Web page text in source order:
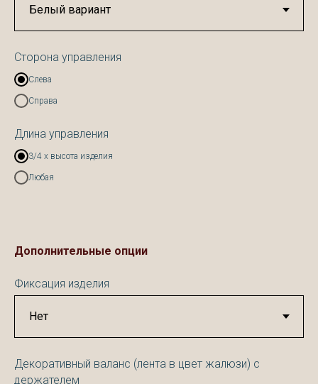
Сторона управления
Слева
Справа
Длина управления
3/4 х высота изделия
Любая
Дополнительные опции
Фиксация изделия
Декоративный валанс (лента в цвет жалюзи) с
держателем